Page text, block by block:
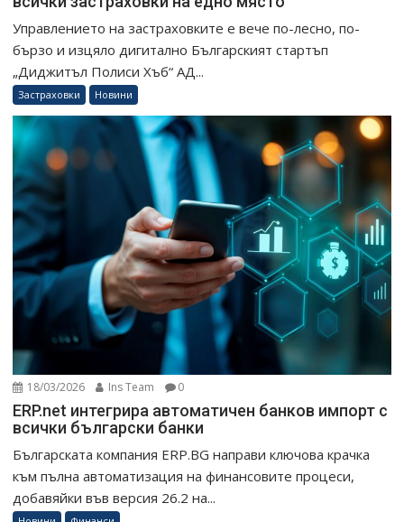
Управлението на застраховките е вече по-лесно, по-
бързо и изцяло дигитално Българският стартъп
„Диджитъл Полиси Хъб“ АД...
Застраховки Новини
18/03/2026 Ins Team 0
ERP.net интегрира автоматичен банков импорт с
всички български банки
Българската компания ERP.BG направи ключова крачка
към пълна автоматизация на финансовите процеси,
добавяйки във версия 26.2 на...